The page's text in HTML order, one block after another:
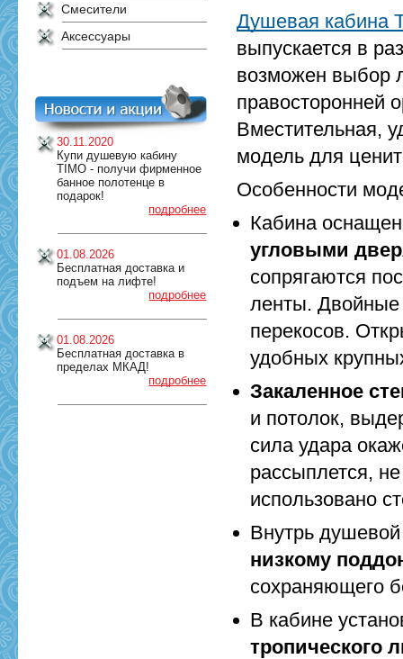
Смесители
Аксессуары
30.11.2020
Купи душевую кабину
TIMO - получи фирменное
банное полотенце в
подарок!
подробнее
01.08.2026
Бесплатная доставка и
подъем на лифте!
подробнее
01.08.2026
Бесплатная доставка в
пределах МКАД!
подробнее
Душевая кабина
выпускается в
возможен выбор
правосторонней
Вместительная,
модель для
Особенности
Кабина
угловыми
сопрягаются
ленты. Двойные
перекосов.
удобных
Закаленное
и потолок,
сила удара
рассыплется,
использовано
Внутрь
низкому
сохраняющего
В кабине
тропического